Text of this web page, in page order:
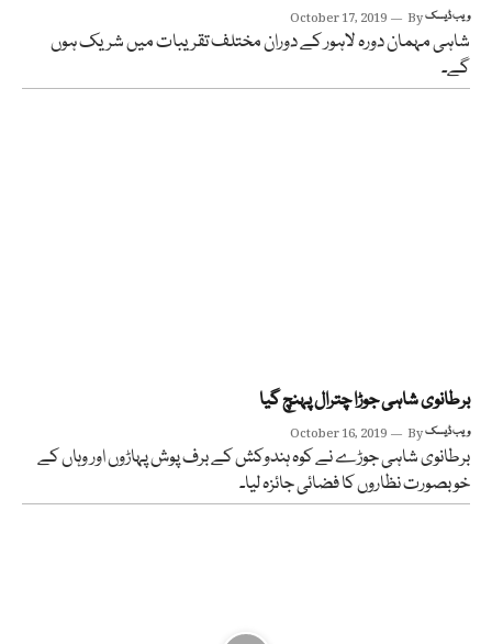
October 17, 2019 Byویب ڈیسک
شاہی مہمان دورہ لاہور کے دوران مختلف تقریبات میں شریک ہوں
گے۔
برطانوی شاہی جوڑا چترال پہنچ گیا
October 16, 2019 Byویب ڈیسک
برطانوی شاہی جوڑے نے کوہ ہندوکش کے برف پوش پہاڑوں اور وہاں کے
خوبصورت نظاروں کا فضائی جائزہ لیا۔